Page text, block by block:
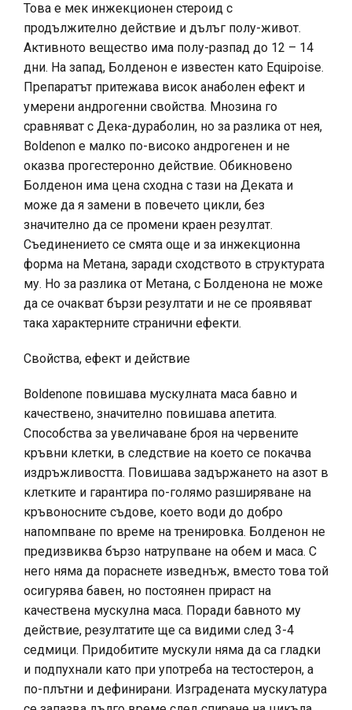
Това е мек инжекционен стероид с
продължително действие и дълъг полу-живот.
Активното вещество има полу-разпад до 12 – 14
дни. На запад, Болденон е известен като Equipoise.
Препаратът притежава висок анаболен ефект и
умерени андрогенни свойства. Мнозина го
сравняват с Дека-дураболин, но за разлика от нея,
Boldenon е малко по-високо андрогенен и не
оказва прогестеронно действие. Обикновено
Болденон има цена сходна с тази на Деката и
може да я замени в повечето цикли, без
значително да се промени краен резултат.
Съединението се смята още и за инжекционна
форма на Метана, заради сходството в структурата
му. Но за разлика от Метана, с Болденона не може
да се очакват бързи резултати и не се проявяват
така характерните странични ефекти.
Свойства, ефект и действие
Boldenone повишава мускулната маса бавно и
качествено, значително повишава апетита.
Способства за увеличаване броя на червените
кръвни клетки, в следствие на което се покачва
издръжливостта. Повишава задържането на азот в
клетките и гарантира по-голямо разширяване на
кръвоносните съдове, което води до добро
напомпване по време на тренировка. Болденон не
предизвиква бързо натрупване на обем и маса. С
него няма да пораснете изведнъж, вместо това той
осигурява бавен, но постоянен прираст на
качествена мускулна маса. Поради бавното му
действие, резултатите ще са видими след 3-4
седмици. Придобитите мускули няма да са гладки
и подпухнали като при употреба на тестостерон, а
по-плътни и дефинирани. Изградената мускулатура